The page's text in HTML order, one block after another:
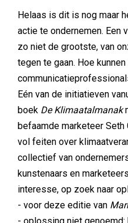
Helaas is dit is nog maar
actie te ondernemen. Een
zo niet de grootste, van
tegen te gaan. Hoe
Eén van de initiatieven
boek De Klimaatalmanak
befaamde marketeer Seth
vol feiten over
collectief van
kunstenaars en
interesse, op zoek naar
- voor deze editie van